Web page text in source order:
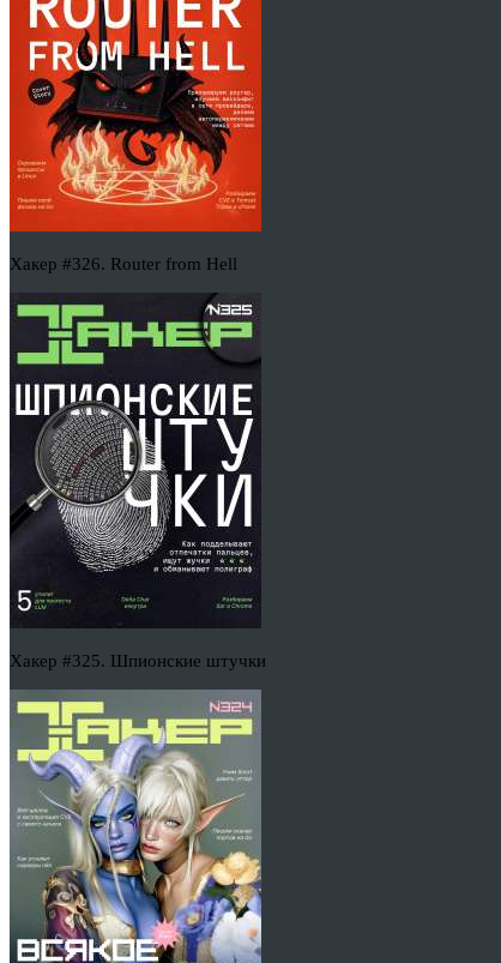
Хакер #326. Router from Hell
Хакер #325. Шпионские штучки